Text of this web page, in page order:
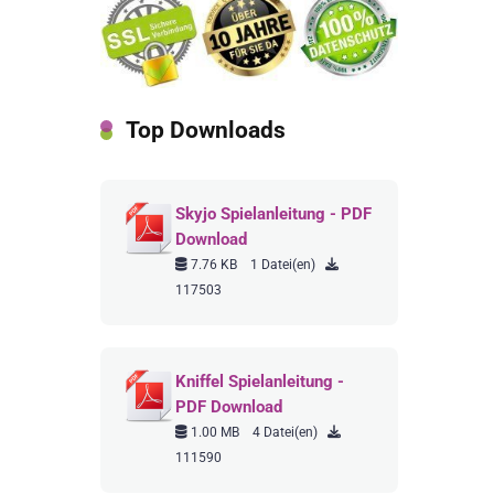
Top Downloads
Skyjo Spielanleitung - PDF
Download
7.76 KB
1 Datei(en)
117503
Kniffel Spielanleitung -
PDF Download
1.00 MB
4 Datei(en)
111590